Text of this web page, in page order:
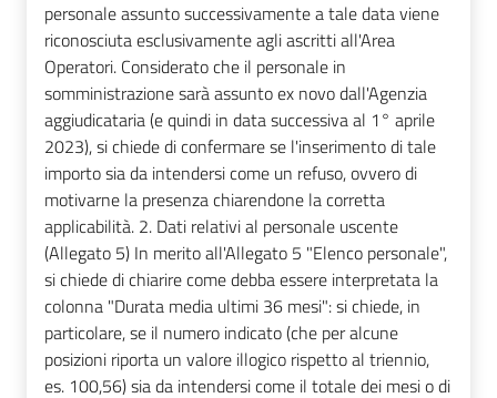
personale assunto successivamente a tale data viene
riconosciuta esclusivamente agli ascritti all'Area
Operatori. Considerato che il personale in
somministrazione sarà assunto ex novo dall'Agenzia
aggiudicataria (e quindi in data successiva al 1° aprile
2023), si chiede di confermare se l'inserimento di tale
importo sia da intendersi come un refuso, ovvero di
motivarne la presenza chiarendone la corretta
applicabilità. 2. Dati relativi al personale uscente
(Allegato 5) In merito all'Allegato 5 "Elenco personale",
si chiede di chiarire come debba essere interpretata la
colonna "Durata media ultimi 36 mesi": si chiede, in
particolare, se il numero indicato (che per alcune
posizioni riporta un valore illogico rispetto al triennio,
es. 100,56) sia da intendersi come il totale dei mesi o di